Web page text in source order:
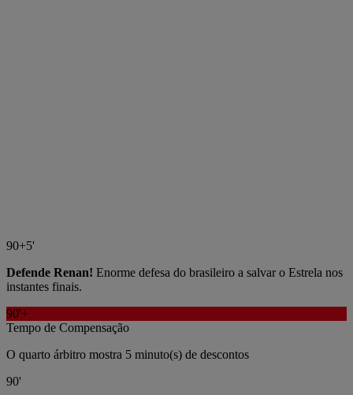
90+5'
Defende Renan! Enorme defesa do brasileiro a salvar o Estrela nos
instantes finais.
90'+
Tempo de Compensação
O quarto árbitro mostra 5 minuto(s) de descontos
90'